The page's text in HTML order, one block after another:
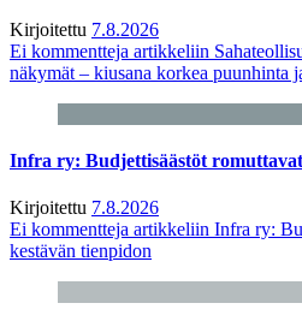
Kirjoitettu 7.8.2026
Ei kommentteja artikkeliin
näkymät – kiusana korkea puunhinta
Infra ry: Budjettisäästöt
Kirjoitettu 7.8.2026
Ei kommentteja artikkeliin Infra ry:
kestävän tienpidon